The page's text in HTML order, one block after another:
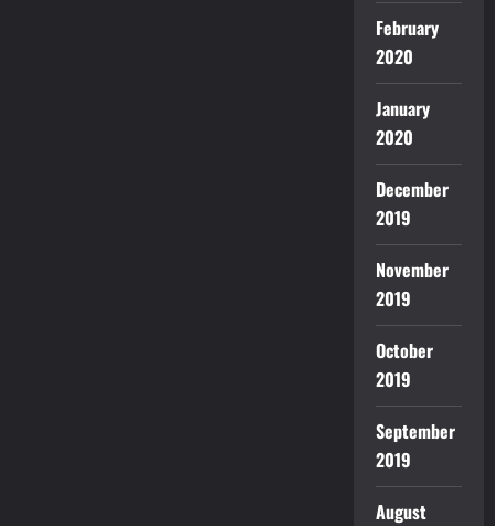
February
2020
January
2020
December
2019
November
2019
October
2019
September
2019
August